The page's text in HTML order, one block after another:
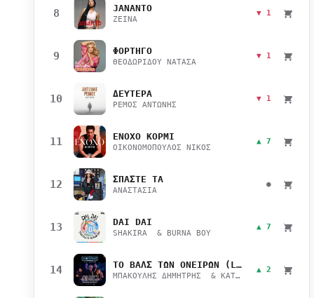
8 JANANTO
ZEINA
▼ 1
9 ΦΟΡΤΗΓΟ
ΘΕΟΔΩΡΙΔΟΥ ΝΑΤΑΣΑ
▼ 1
10 ΔΕΥΤΕΡΑ
ΡΕΜΟΣ ΑΝΤΩΝΗΣ
▼ 1
11 ΕΝΟΧΟ ΚΟΡΜΙ
ΟΙΚΟΝΟΜΟΠΟΥΛΟΣ ΝΙΚΟΣ
▲ 7
12 ΣΠΑΣΤΕ ΤΑ
ΑΝΑΣΤΑΣΙΑ
●
13 DAI DAI
SHAKIRA & BURNA BOY
▲ 7
14 ΤΟ ΒΑΛΣ ΤΩΝ ΟΝΕΙΡΩΝ (LIVE)
ΜΠΑΚΟΥΛΗΣ ΔΗΜΗΤΡΗΣ & ΚΑΤΣΙΜΙΧΑ ΜΑΡΙΑΝΑ
▲ 2